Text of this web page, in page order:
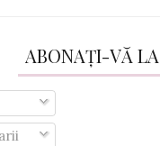
ABONAȚI-VĂ LA